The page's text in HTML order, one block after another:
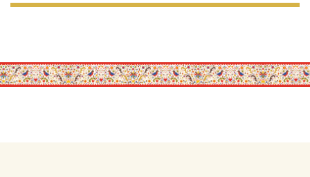
Zum Angebot